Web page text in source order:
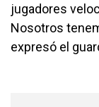
jugadores
Nosotros
expresó el